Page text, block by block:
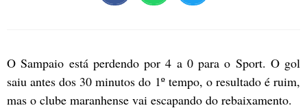
O Sampaio está perdendo por 4 a 0 para o Sport. O gol
saiu antes dos 30 minutos do 1º tempo, o resultado é ruim,
mas o clube maranhense vai escapando do rebaixamento.